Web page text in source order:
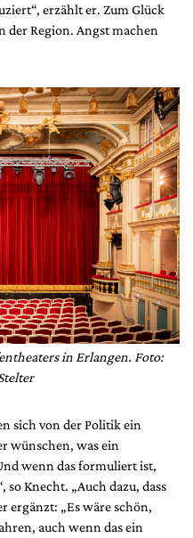
erzählt er. Zum Glück
der Region. Angst machen
in Erlangen. Foto:
sich von der Politik ein
wünschen, was ein
wenn das formuliert ist,
so Knecht. „Auch dazu, dass
ergänzt: „Es wäre schön,
auch wenn das ein